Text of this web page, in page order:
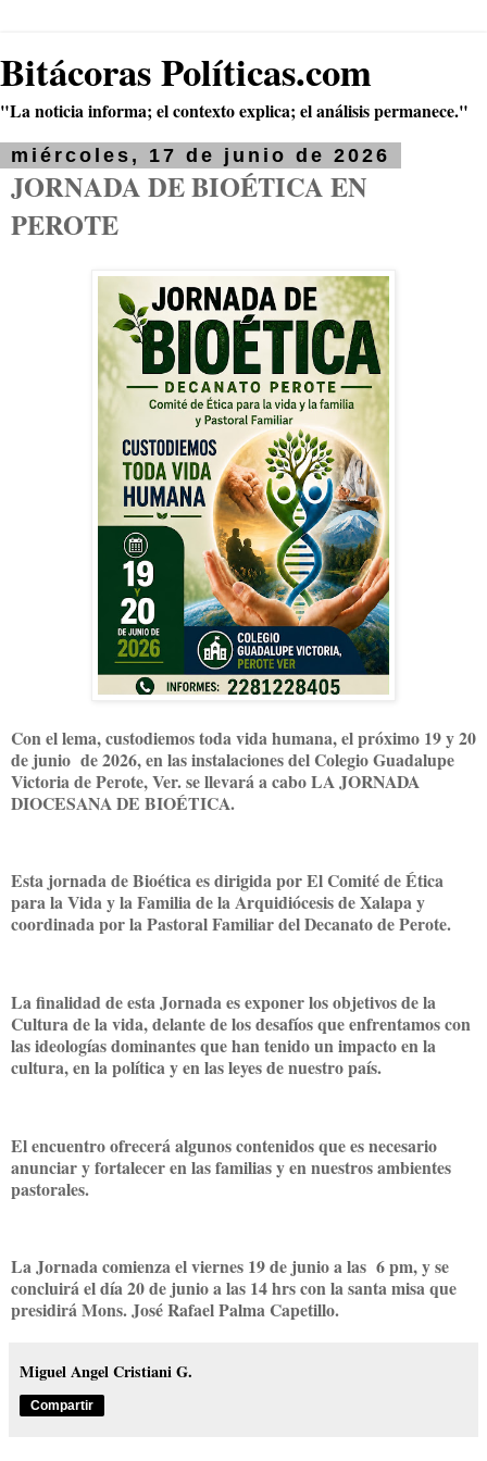
Bitácoras Políticas.com
"La noticia informa; el contexto explica; el análisis permanece."
miércoles, 17 de junio de 2026
JORNADA DE BIOÉTICA EN
PEROTE
Con el lema, custodiemos toda vida humana, el próximo 19 y 20
de junio de 2026, en las instalaciones del Colegio Guadalupe
Victoria de Perote, Ver. se llevará a cabo LA JORNADA
DIOCESANA DE BIOÉTICA.
Esta jornada de Bioética es dirigida por El Comité de Ética
para la Vida y la Familia de la Arquidiócesis de Xalapa y
coordinada por la Pastoral Familiar del Decanato de Perote.
La finalidad de esta Jornada es exponer los objetivos de la
Cultura de la vida, delante de los desafíos que enfrentamos con
las ideologías dominantes que han tenido un impacto en la
cultura, en la política y en las leyes de nuestro país.
El encuentro ofrecerá algunos contenidos que es necesario
anunciar y fortalecer en las familias y en nuestros ambientes
pastorales.
La Jornada comienza el viernes 19 de junio a las 6 pm, y se
concluirá el día 20 de junio a las 14 hrs con la santa misa que
presidirá Mons. José Rafael Palma Capetillo.
Miguel Angel Cristiani G.
Compartir